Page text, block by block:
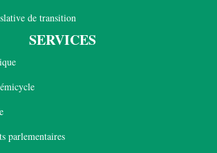
de transition
SERVICES
parlementaires